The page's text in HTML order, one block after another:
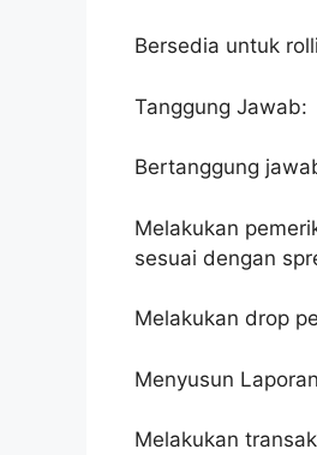
Bersedia untuk
Tanggung Jawab:
Bertanggung
Melakukan
sesuai dengan
Melakukan drop
Menyusun
Melakukan